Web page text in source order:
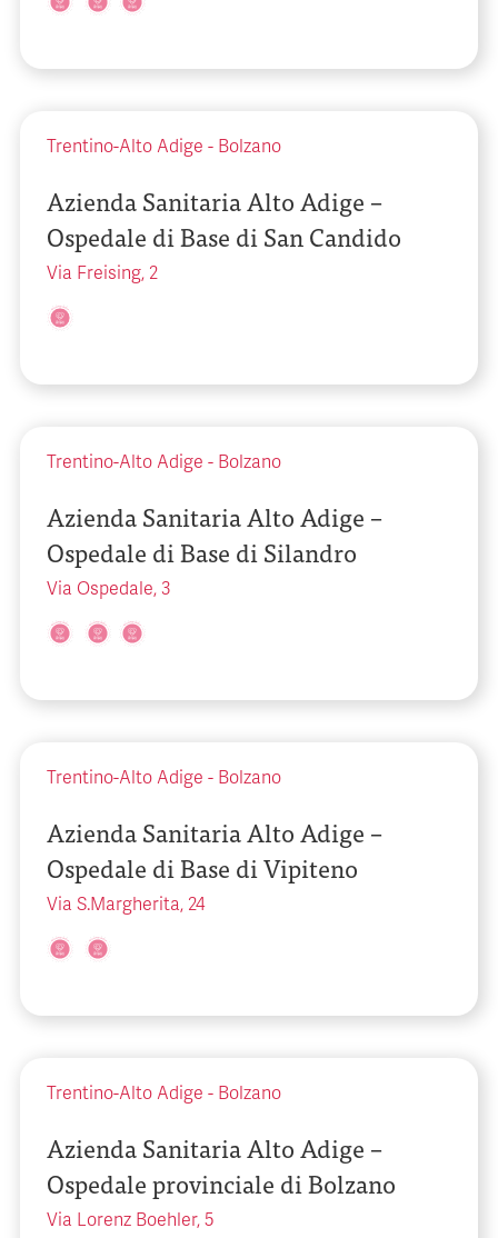
Trentino-Alto Adige - Bolzano
Azienda Sanitaria Alto Adige –
Ospedale di Base di San Candido
Via Freising, 2
Trentino-Alto Adige - Bolzano
Azienda Sanitaria Alto Adige –
Ospedale di Base di Silandro
Via Ospedale, 3
Trentino-Alto Adige - Bolzano
Azienda Sanitaria Alto Adige –
Ospedale di Base di Vipiteno
Via S.Margherita, 24
Trentino-Alto Adige - Bolzano
Azienda Sanitaria Alto Adige –
Ospedale provinciale di Bolzano
Via Lorenz Boehler, 5